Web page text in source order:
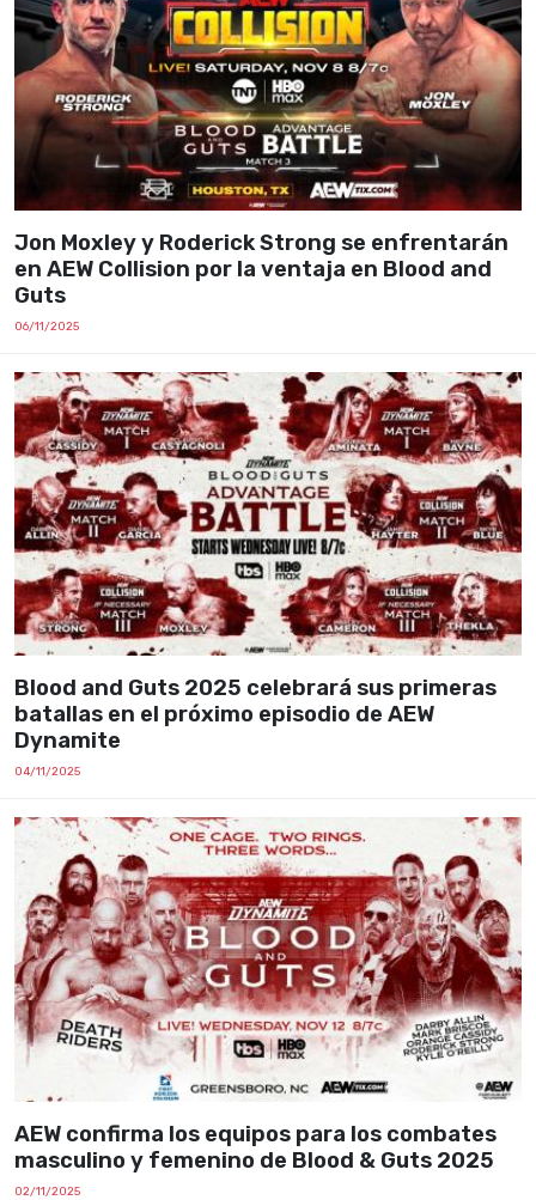
Jon Moxley y Roderick Strong se enfrentarán
en AEW Collision por la ventaja en Blood and
Guts
06/11/2025
Blood and Guts 2025 celebrará sus primeras
batallas en el próximo episodio de AEW
Dynamite
04/11/2025
AEW confirma los equipos para los combates
masculino y femenino de Blood & Guts 2025
02/11/2025